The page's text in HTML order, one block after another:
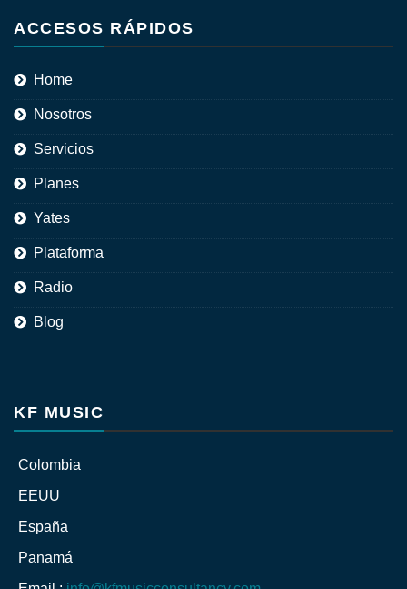
ACCESOS RÁPIDOS
Home
Nosotros
Servicios
Planes
Yates
Plataforma
Radio
Blog
KF MUSIC
Colombia
EEUU
España
Panamá